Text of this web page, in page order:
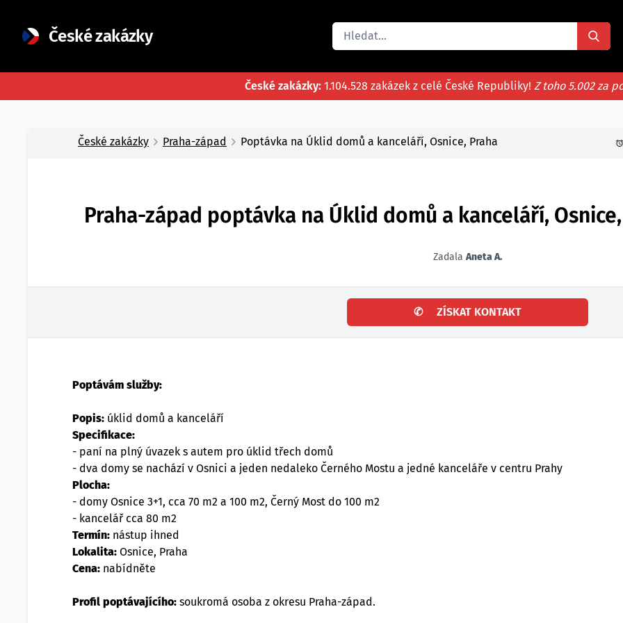
České zakázky
České zakázky: 1.104.528 zakázek z celé České Republiky! Z toho 5.002 za
České zakázky Praha-západ Poptávka na Úklid domů a kanceláří, Osnice, Praha
Praha-západ poptávka na Úklid domů a kanceláří,
Zadala Aneta A.
✆ ZÍSKAT KONTAKT
Poptávám služby:
Popis: úklid domů a kanceláří
Specifikace:
- paní na plný úvazek s autem pro úklid třech domů
- dva domy se nachází v Osnici a jeden nedaleko Černého Mostu a jedné kanceláře v centru Prahy
Plocha:
- domy Osnice 3+1, cca 70 m2 a 100 m2, Černý Most do 100 m2
- kancelář cca 80 m2
Termín: nástup ihned
Lokalita: Osnice, Praha
Cena: nabídněte
Profil poptávajícího: soukromá osoba z okresu Praha-západ.